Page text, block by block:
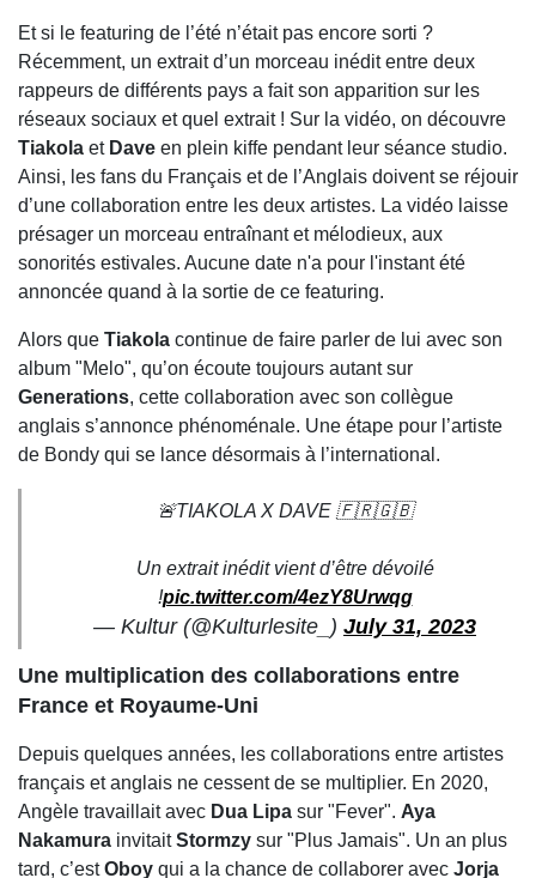
Et si le featuring de l’été n’était pas encore sorti ?
Récemment, un extrait d’un morceau inédit entre deux
rappeurs de différents pays a fait son apparition sur les
réseaux sociaux et quel extrait ! Sur la vidéo, on découvre
Tiakola et Dave en plein kiffe pendant leur séance studio.
Ainsi, les fans du Français et de l’Anglais doivent se réjouir
d’une collaboration entre les deux artistes. La vidéo laisse
présager un morceau entraînant et mélodieux, aux
sonorités estivales. Aucune date n'a pour l'instant été
annoncée quand à la sortie de ce featuring.
Alors que Tiakola continue de faire parler de lui avec son
album "Melo", qu’on écoute toujours autant sur
Generations, cette collaboration avec son collègue
anglais s’annonce phénoménale. Une étape pour l’artiste
de Bondy qui se lance désormais à l’international.
🚨TIAKOLA X DAVE 🇫🇷🇬🇧
Un extrait inédit vient d’être dévoilé
!pic.twitter.com/4ezY8Urwqg
— Kultur (@Kulturlesite_) July 31, 2023
Une multiplication des collaborations entre
France et Royaume-Uni
Depuis quelques années, les collaborations entre artistes
français et anglais ne cessent de se multiplier. En 2020,
Angèle travaillait avec Dua Lipa sur "Fever". Aya
Nakamura invitaitStormzy sur "Plus Jamais". Un an plus
tard, c’estOboy qui a la chance de collaborer avec Jorja